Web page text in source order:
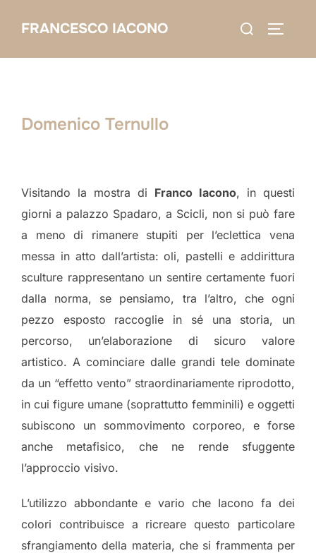
FRANCESCO IACONO
Cerca
Domenico Ternullo
Visitando la mostra di Franco Iacono, in questi
giorni a palazzo Spadaro, a Scicli, non si può fare
a meno di rimanere stupiti per l’eclettica vena
messa in atto dall’artista: oli, pastelli e addirittura
sculture rappresentano un sentire certamente fuori
dalla norma, se pensiamo, tra l’altro, che ogni
pezzo esposto raccoglie in sé una storia, un
percorso, un’elaborazione di sicuro valore
artistico. A cominciare dalle grandi tele dominate
da un “effetto vento” straordinariamente riprodotto,
in cui figure umane (soprattutto femminili) e oggetti
subiscono un sommovimento corporeo, e forse
anche metafisico, che ne rende sfuggente
l’approccio visivo.
L’utilizzo abbondante e vario che Iacono fa dei
colori contribuisce a ricreare questo particolare
sfrangiamento della materia, che si frammenta per